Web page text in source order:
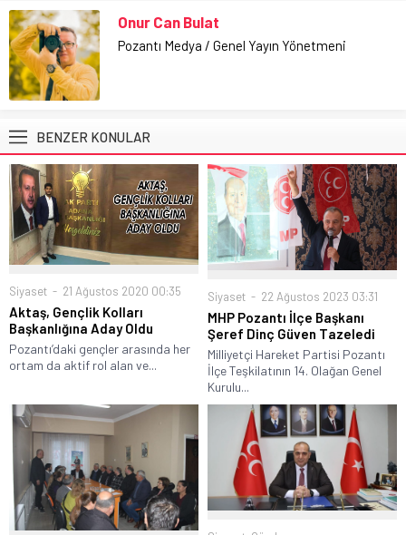
Onur Can Bulat
Pozantı Medya / Genel Yayın Yönetmeni
BENZER KONULAR
Siyaset 21 Ağustos 2020 00:35
Aktaş, Gençlik Kolları
Başkanlığına Aday Oldu
Pozantı’daki gençler arasında her
ortam da aktif rol alan ve...
Siyaset 22 Ağustos 2023 03:31
MHP Pozantı İlçe Başkanı
Şeref Dinç Güven Tazeledi
Milliyetçi Hareket Partisi Pozantı
İlçe Teşkilatının 14. Olağan Genel
Kurulu...